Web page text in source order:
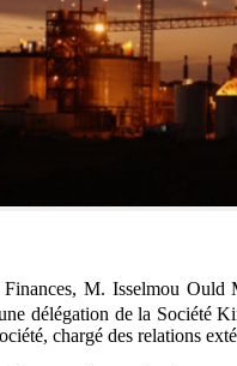
M. Isselmou Ould
délégation de la Société
chargé des relations